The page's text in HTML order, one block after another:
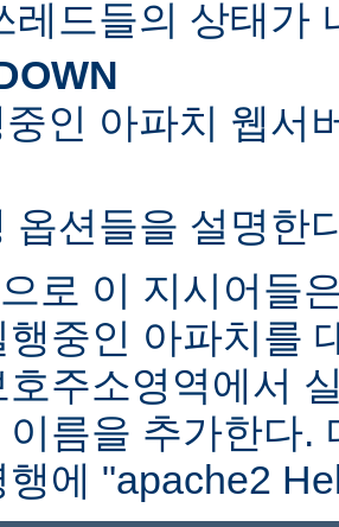
레드들의 상태가
인 아파치 웹서
옵션들을 설명한
로 이 지시어들
행중인 아파치를
호주소영역에서
이름을 추가한다.
행에 "apache2